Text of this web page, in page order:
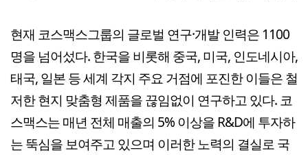
현재 코스맥스그룹의 글로벌 연구·개발 인력은 1100
명을 넘어섰다. 한국을 비롯해 중국, 미국, 인도네시아,
태국, 일본 등 세계 각지 주요 거점에 포진한 이들은 철
저한 현지 맞춤형 제품을 끊임없이 연구하고 있다. 코
스맥스는 매년 전체 매출의 5% 이상을 R&D에 투자하
는 뚝심을 보여주고 있으며 이러한 노력의 결실로 국